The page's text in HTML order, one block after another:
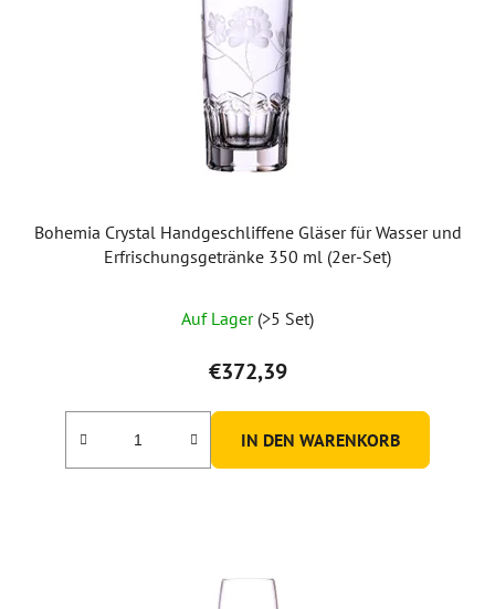
Bohemia Crystal Handgeschliffene Gläser für Wasser und
Erfrischungsgetränke 350 ml (2er-Set)
Auf Lager (>5 Set)
€372,39
IN DEN WARENKORB